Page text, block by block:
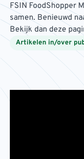
FSIN FoodShopper
samen. Benieuwd
Bekijk dan deze
Artikelen in/over